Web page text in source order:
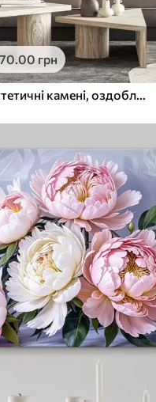
.00 грн
Пеалістичні естетичні камені, оздоблення будинку, природне освітлення